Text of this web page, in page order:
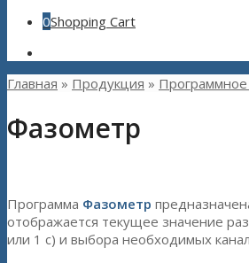
0Shopping Cart
Главная » Продукция » Программное
Фазометр
Программа Фазометр
отображается текущее значение
или 1 с) и выбора необходимых